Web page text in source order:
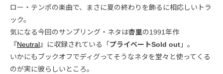
ロー・テンポの楽曲で、まさに夏の終わりを飾るに相応しいトラ
ック。
気になる今回のサンプリング・ネタは杏里の1991年作
『Neutral』に収録されている「 プライベートSold out 」。
いかにもブックオフでディグってそうなネタを堂々と使ってくる
のが実に彼らしいところ。